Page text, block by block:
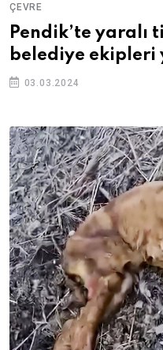
ÇEVRE
Pendik’te yaralı
belediye ekipleri
03.03.2024